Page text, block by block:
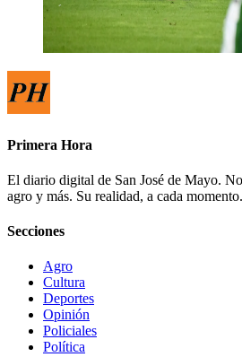
Primera Hora
El diario digital de San José de Mayo.
agro y más. Su realidad, a cada momento.
Secciones
Agro
Cultura
Deportes
Opinión
Policiales
Política